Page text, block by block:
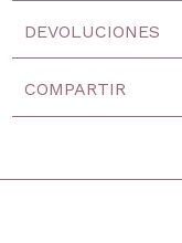
DEVOLUCIONES
COMPARTIR